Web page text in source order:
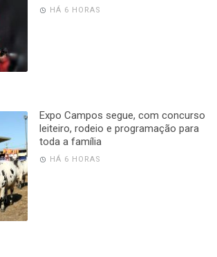
HÁ 6 HORAS
Expo Campos segue, com concurso
leiteiro, rodeio e programação para
toda a família
HÁ 6 HORAS